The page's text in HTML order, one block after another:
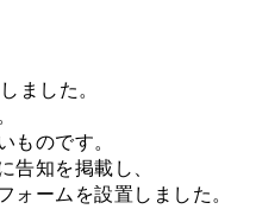
ました。
ものです。
告知を掲載し、
ォームを設置しました。